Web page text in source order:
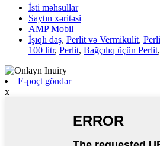
İsti məhsullar
Saytın xəritəsi
AMP Mobil
İşıqlı daş, Perlit və Vermikulit,
100 litr, Perlit, Bağçılıq üçün Perlit,
E-poçt göndər
x